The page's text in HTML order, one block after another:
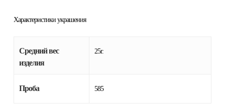
Характеристики украшения
Средний вес
изделия
25г.
Проба 585